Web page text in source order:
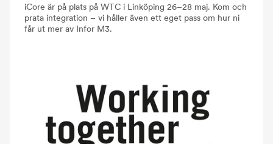
iCore är på plats på WTC i Linköping 26–28 maj. Kom och
prata integration – vi håller även ett eget pass om hur ni
får ut mer av Infor M3.